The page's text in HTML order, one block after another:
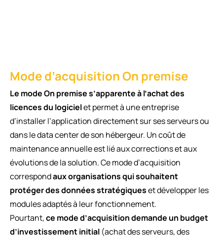
Mode d’acquisition On premise
Le mode On premise s’apparente à l’achat des
licences du logicielet permet à une entreprise
d’installer l’application directement sur ses serveurs ou
dans le data center de son hébergeur. Un coût de
maintenance annuelle est lié aux corrections et aux
évolutions de la solution. Ce mode d’acquisition
correspondaux organisations qui souhaitent
protéger des données stratégiqueset développer les
modules adaptés à leur fonctionnement.
Pourtant,ce mode d’acquisition demande un budget
d’investissement initial (achat des serveurs, des